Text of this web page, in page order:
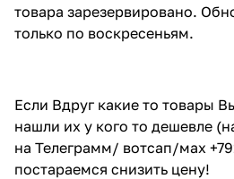
товара зарезервировано.
только по воскресеньям.
Если Вдруг какие то товары
нашли их у кого то дешевле
на Телеграмм/ вотсап/мах
постараемся снизить цену!